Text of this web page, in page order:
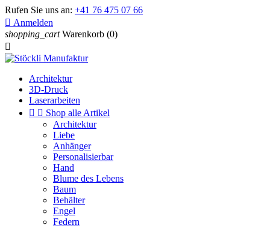
Rufen Sie uns an: +41 76 475 07 66
 Anmelden
shopping_cart Warenkorb (0)

Architektur
3D-Druck
Laserarbeiten
  Shop alle Artikel
Architektur
Liebe
Anhänger
Personalisierbar
Hand
Blume des Lebens
Baum
Behälter
Engel
Federn